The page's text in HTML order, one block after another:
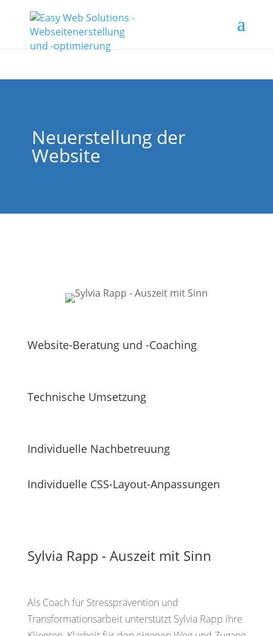
Neuerstellung der
Website
Website-Beratung und -Coaching
Technische Umsetzung
Individuelle Nachbetreuung
Individuelle CSS-Layout-Anpassungen
Sylvia Rapp - Auszeit mit Sinn
Als Coach für Stressprävention und
Transformationsarbeit unterstützt Sylvia Rapp ihre